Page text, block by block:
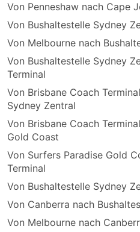
Von Penneshaw nach Cape
Von Bushaltestelle Sydney
Von Melbourne nach
Von Bushaltestelle Sydney
Terminal
Von Brisbane Coach
Sydney Zentral
Von Brisbane Coach
Gold Coast
Von Surfers Paradise Gold
Terminal
Von Bushaltestelle Sydney
Von Canberra nach
Von Melbourne nach